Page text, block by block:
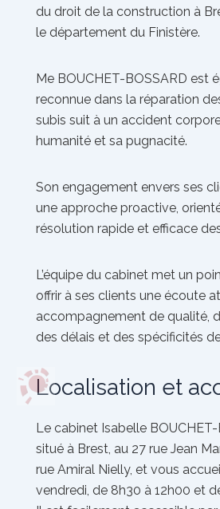
du droit de la construction à
le département du Finistère.
Me BOUCHET-BOSSARD est
reconnue dans la réparation
subis suit à un accident
humanité et sa pugnacité.
Son engagement envers ses
une approche proactive,
résolution rapide et efficace
L’équipe du cabinet met un
offrir à ses clients une écoute
accompagnement de qualité,
des délais et des spécificités
Localisation et
Le cabinet Isabelle
situé à Brest, au 27 rue Jean
rue Amiral Nielly, et vous
vendredi, de 8h30 à 12h00 et